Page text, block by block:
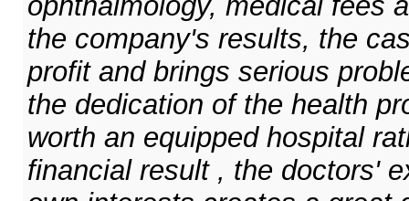
the company's results, the
profit and brings serious
the dedication of the health
worth an equipped hospital
financial result , the doctors'